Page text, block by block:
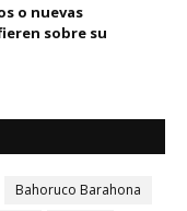
o nuevas
sobre su
Bahoruco Barahona